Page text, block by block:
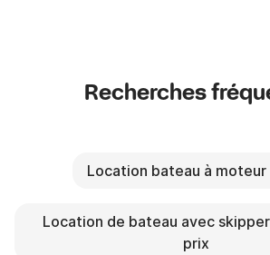
Recherches
Location bateau à moteur
Location de bateau avec
prix